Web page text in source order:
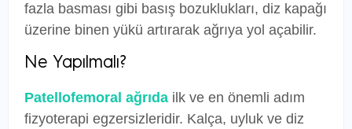
fazla basması gibi basış bozuklukları, diz kapağı
üzerine binen yükü artırarak ağrıya yol açabilir.
Ne Yapılmalı?
Patellofemoral ağrıda ilk ve en önemli adım
fizyoterapi egzersizleridir. Kalça, uyluk ve diz